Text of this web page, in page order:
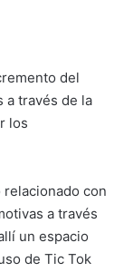
del
a través de la
los
con
a través
un espacio
de Tic Tok